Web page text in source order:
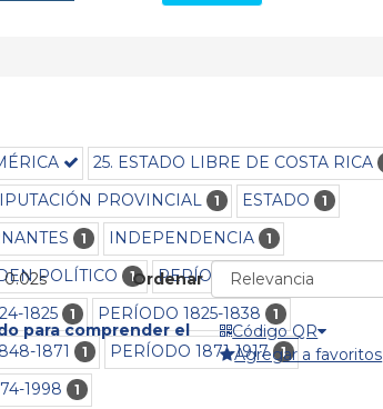
25. ESTADO LIBRE DE COSTA RICA
PROVINCIAL 1 ESTADO 1
1 INDEPENDENCIA 1
POLÍTICO 1 PERÍODO 1809-1821
1825 1 PERÍODO 1825-1838 1
1871 1 PERÍODO 1871-1917 1
1998 1
Ordenar
para comprender el
Código QR
Agregar a favoritos